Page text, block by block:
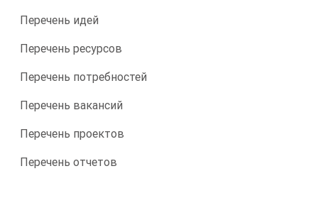
Перечень идей
Перечень ресурсов
Перечень потребностей
Перечень вакансий
Перечень проектов
Перечень отчетов